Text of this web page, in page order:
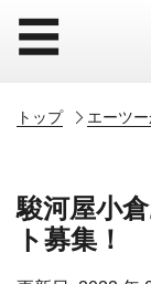
☰
トップ エーツ
駿河屋小
ト募集！